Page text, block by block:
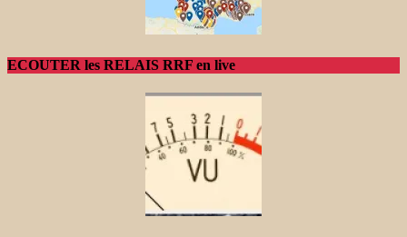
ECOUTER les RELAIS RRF en live